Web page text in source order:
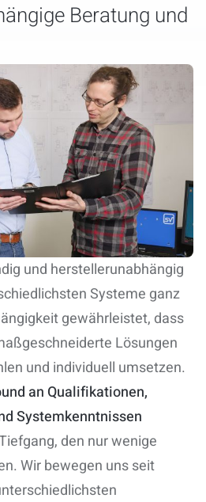
Beratung und
und herstellerunabhängig
Systeme ganz
gewährleistet, dass
Lösungen
und individuell umsetzen.
an Qualifikationen,
Systemkenntnissen
den nur wenige
. Wir bewegen uns seit